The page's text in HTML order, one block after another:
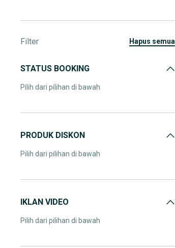
Filter hapus semua
STATUS BOOKING
Pilih dari pilihan di bawah
PRODUK DISKON
Pilih dari pilihan di bawah
IKLAN VIDEO
Pilih dari pilihan di bawah